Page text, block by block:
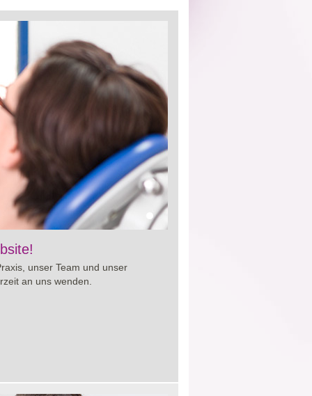
von
unser Team und unser
an uns wenden.